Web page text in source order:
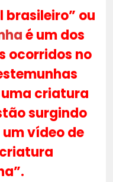
brasileiro” ou
é um dos
ocorridos no
criatura
surgindo
vídeo de